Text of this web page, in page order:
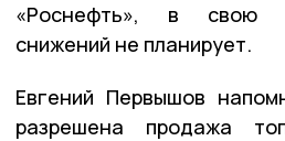
«Роснефть», в свою
снижений не планирует.
Евгений Первышов
разрешена продажа